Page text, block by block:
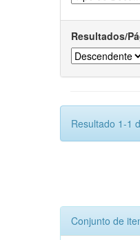
Resultados/
Resultado 1-1
Conjunto de